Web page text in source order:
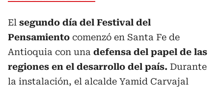
El segundo día del Festival del
Pensamiento comenzó en Santa Fe de
Antioquia con una defensa del papel de las
regiones en el desarrollo del país. Durante
la instalación, el alcalde Yamid Carvajal